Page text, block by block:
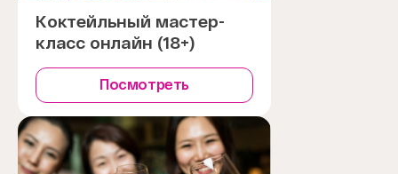
Коктейльный мастер-
класс онлайн (18+)
Посмотреть